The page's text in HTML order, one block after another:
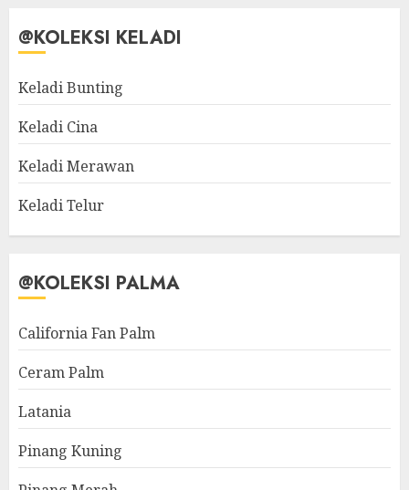
@KOLEKSI KELADI
Keladi Bunting
Keladi Cina
Keladi Merawan
Keladi Telur
@KOLEKSI PALMA
California Fan Palm
Ceram Palm
Latania
Pinang Kuning